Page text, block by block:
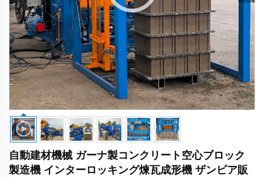
自動建材機械 ガーナ製コンクリート空心ブロック
製造機 インターロッキング煉瓦成形機 ザンビア販